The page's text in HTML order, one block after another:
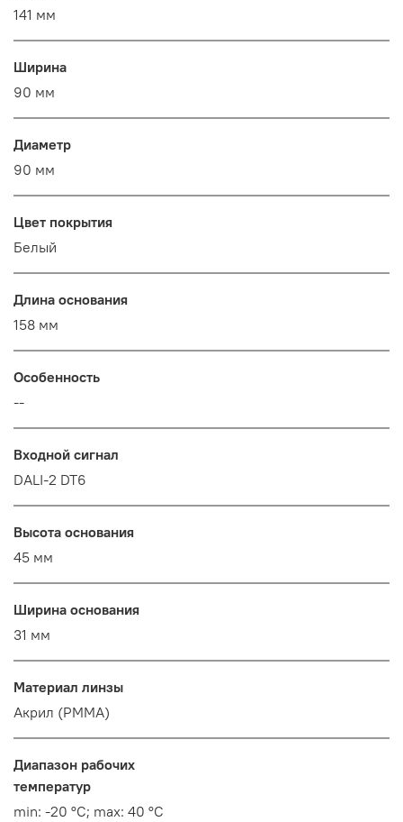
141 мм
Ширина
90 мм
Диаметр
90 мм
Цвет покрытия
Белый
Длина основания
158 мм
Особенность
--
Входной сигнал
DALI-2 DT6
Высота основания
45 мм
Ширина основания
31 мм
Материал линзы
Акрил (PMMA)
Диапазон рабочих
температур
min: -20 °C; max: 40 °C